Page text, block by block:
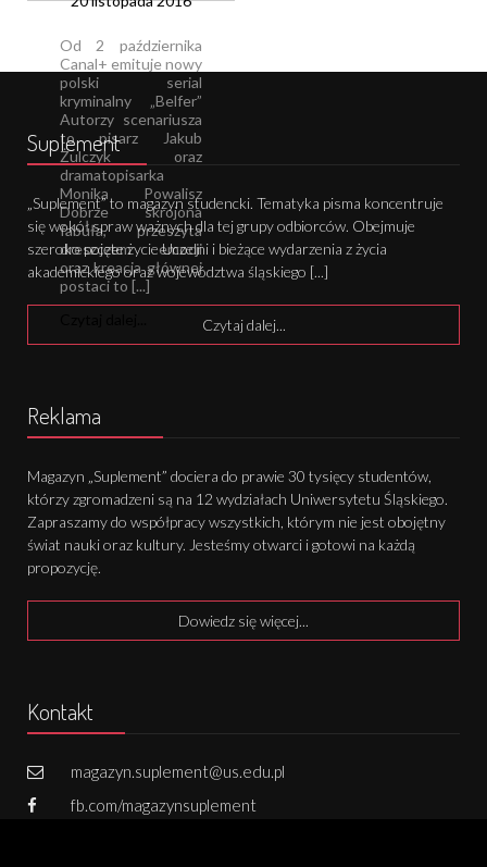
Od 2 października
Canal+ emituje nowy
polski serial
kryminalny „Belfer”
Autorzy scenariusza
to pisarz Jakub
Żulczyk oraz
dramatopisarka
Monika Powalisz
Dobrze skrojona
fabuła, przeszyta
dreszczem emocji
oraz kreacja głównej
postaci to [...]
Suplement
„Suplement” to magazyn studencki. Tematyka pisma koncentruje
się wokół spraw ważnych dla tej grupy odbiorców. Obejmuje
szeroko pojęte życie Uczelni i bieżące wydarzenia z życia
akademickiego oraz województwa śląskiego [...]
Czytaj dalej...
Reklama
Magazyn „Suplement” dociera do prawie 30 tysięcy studentów,
którzy zgromadzeni są na 12 wydziałach Uniwersytetu Śląskiego.
Zapraszamy do współpracy wszystkich, którym nie jest obojętny
świat nauki oraz kultury. Jesteśmy otwarci i gotowi na każdą
propozycję.
Dowiedz się więcej...
Kontakt
magazyn.suplement@us.edu.pl
fb.com/magazynsuplement